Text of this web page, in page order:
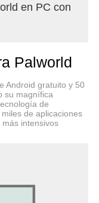
en PC con
Palworld
Android gratuito y 50
su magnífica
de
de aplicaciones
intensivos